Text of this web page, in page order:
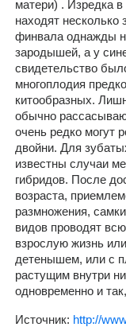
матери) . Изредка
находят
финвала однажды
зародышей, а у
свидетельство
многоплодия
китообразных.
обычно
очень редко могут
двойни. Для
известны случаи
гибридов. После
возраста,
размножения,
видов проводят
взрослую жизнь
детенышем, или с
растущим внутри
одновременно и
Источник: http://